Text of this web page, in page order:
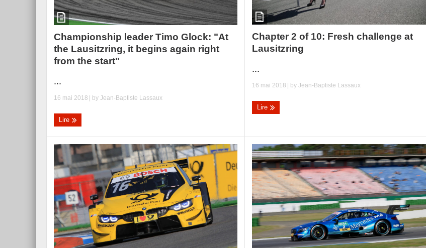
Championship leader Timo Glock: "At
the Lausitzring, it begins again right
from the start"
...
16 mai 2018 | by Jean-Baptiste Lassaux
Lire
Chapter 2 of 10: Fresh challenge at
Lausitzring
...
16 mai 2018 | byJean-Baptiste Lassaux
Lire